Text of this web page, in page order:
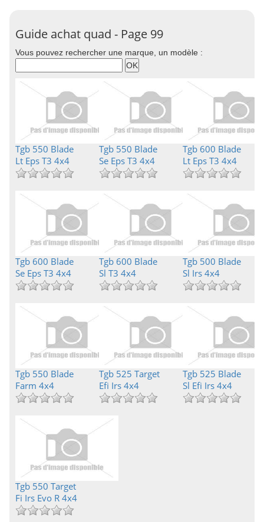
Guide achat quad - Page 99
Vous pouvez rechercher une marque, un modèle :
Tgb 550 Blade
Lt Eps T3 4x4
Tgb 550 Blade
Se Eps T3 4x4
Tgb 600 Blade
Lt Eps T3 4x4
Tgb 600 Blade
Se Eps T3 4x4
Tgb 600 Blade
Sl T3 4x4
Tgb 500 Blade
Sl Irs 4x4
Tgb 550 Blade
Farm 4x4
Tgb 525 Target
Efi Irs 4x4
Tgb 525 Blade
Sl Efi Irs 4x4
Tgb 550 Target
Fi Irs Evo R 4x4